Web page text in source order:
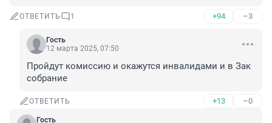
ОТВЕТИТЬ 1 +94 –3
Гость
12 марта 2025, 07:50
Пройдут комиссию и окажутся инвалидами и в Зак
собрание
ОТВЕТИТЬ +13 –0
Гость